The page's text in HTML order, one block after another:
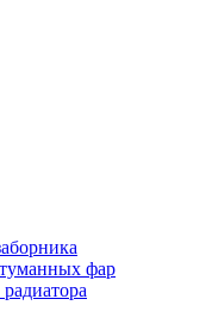
фар